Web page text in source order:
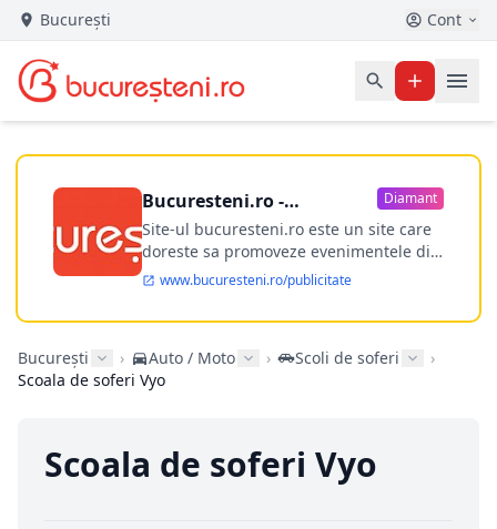
București Cont
Bucuresteni.ro -
publicitate online
Diamant
Site-ul bucuresteni.ro este un site care
doreste sa promoveze evenimentele din
Bucuresti si nu numai, sa puna la
dispozitia utilizatorului cea mai
performanta harta electronica a
ofere posibilitatea firmel...
www.bucuresteni.ro/publicitate
București › Auto / Moto › Scoli de soferi
›
Scoala de soferi Vyo
Scoala de soferi Vyo